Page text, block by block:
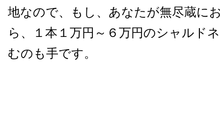
地なので、もし、あなたが無尽蔵に
ら、１本１万円～６万円のシャルド
むのも手です。